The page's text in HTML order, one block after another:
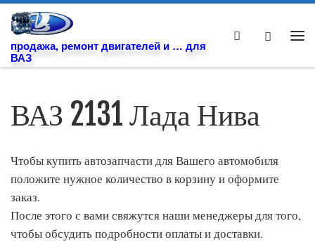
Skip to content
продажа, ремонт двигателей и … для
ВАЗ
Search
ВАЗ 2131 Лада Нива
Чтобы купить автозапчасти для Вашего автомобиля
положите нужное количество в корзину и оформите
заказ.
После этого с вами свяжутся наши менеджеры для того,
чтобы обсудить подробности оплаты и доставки.